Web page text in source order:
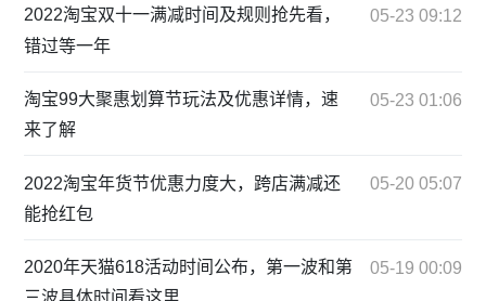
2022淘宝双十一满减时间及规则抢先看，
错过等一年
05-23 09:12
淘宝99大聚惠划算节玩法及优惠详情，速
来了解
05-23 01:06
2022淘宝年货节优惠力度大，跨店满减还
能抢红包
05-20 05:07
2020年天猫618活动时间公布，第一波和第
05-19 00:09